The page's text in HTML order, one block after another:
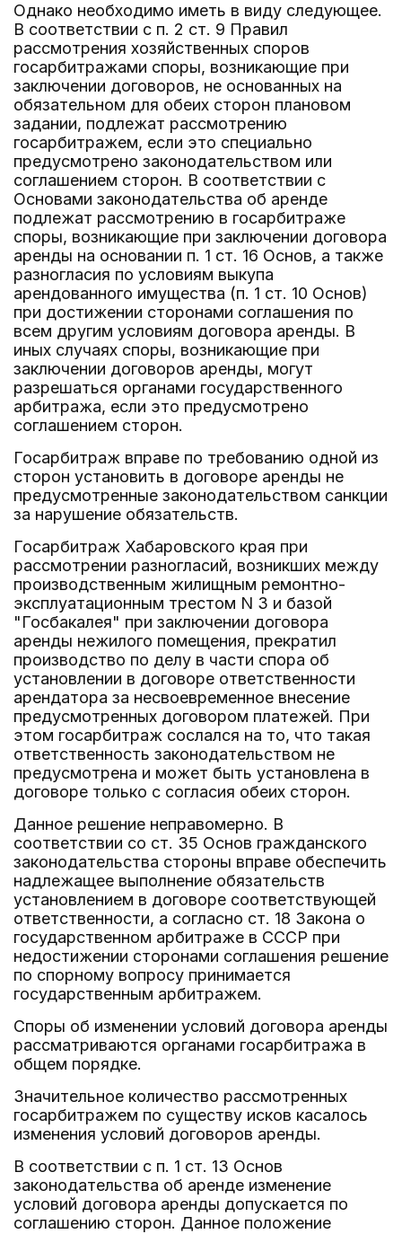
Однако необходимо иметь в виду следующее.
В соответствии с п. 2 ст. 9 Правил
рассмотрения хозяйственных споров
госарбитражами споры, возникающие при
заключении договоров, не основанных на
обязательном для обеих сторон плановом
задании, подлежат рассмотрению
госарбитражем, если это специально
предусмотрено законодательством или
соглашением сторон. В соответствии с
Основами законодательства об аренде
подлежат рассмотрению в госарбитраже
споры, возникающие при заключении договора
аренды на основании п. 1 ст. 16 Основ, а также
разногласия по условиям выкупа
арендованного имущества (п. 1 ст. 10 Основ)
при достижении сторонами соглашения по
всем другим условиям договора аренды. В
иных случаях споры, возникающие при
заключении договоров аренды, могут
разрешаться органами государственного
арбитража, если это предусмотрено
соглашением сторон.
Госарбитраж вправе по требованию одной из
сторон установить в договоре аренды не
предусмотренные законодательством санкции
за нарушение обязательств.
Госарбитраж Хабаровского края при
рассмотрении разногласий, возникших между
производственным жилищным ремонтно-
эксплуатационным трестом N 3 и базой
"Госбакалея" при заключении договора
аренды нежилого помещения, прекратил
производство по делу в части спора об
установлении в договоре ответственности
арендатора за несвоевременное внесение
предусмотренных договором платежей. При
этом госарбитраж сослался на то, что такая
ответственность законодательством не
предусмотрена и может быть установлена в
договоре только с согласия обеих сторон.
Данное решение неправомерно. В
соответствии со ст. 35 Основ гражданского
законодательства стороны вправе обеспечить
надлежащее выполнение обязательств
установлением в договоре соответствующей
ответственности, а согласно ст. 18 Закона о
государственном арбитраже в СССР при
недостижении сторонами соглашения решение
по спорному вопросу принимается
государственным арбитражем.
Споры об изменении условий договора аренды
рассматриваются органами госарбитража в
общем порядке.
Значительное количество рассмотренных
госарбитражем по существу исков касалось
изменения условий договоров аренды.
В соответствии с п. 1 ст. 13 Основ
законодательства об аренде изменение
условий договора аренды допускается по
соглашению сторон. Данное положение